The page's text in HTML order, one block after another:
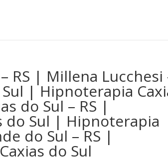
RS | Millena Lucchesi
| Hipnoterapia
do Sul – RS |
do Sul | Hipnoterapia
do Sul – RS |
do Sul